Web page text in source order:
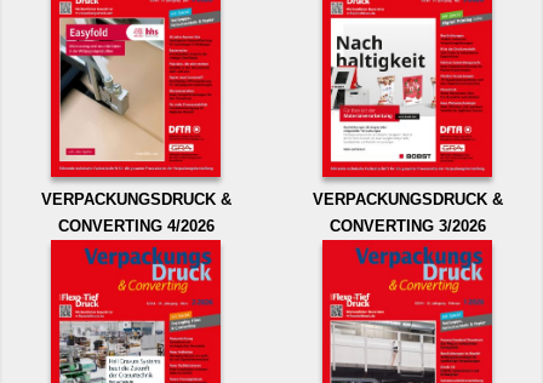
VERPACKUNGSDRUCK &
CONVERTING 4/2026
VERPACKUNGSDRUCK &
CONVERTING 3/2026